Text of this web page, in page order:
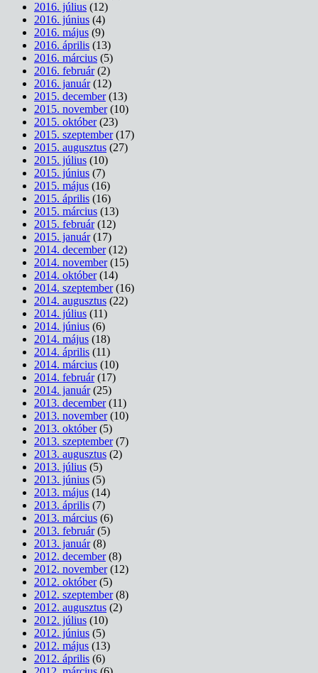
2016. július (12)
2016. június (4)
2016. május (9)
2016. április (13)
2016. március (5)
2016. február(2)
2016. január(12)
2015. december(13)
2015. november(10)
2015. október(23)
2015. szeptember(17)
2015. augusztus (27)
2015. július (10)
2015. június (7)
2015. május (16)
2015. április (16)
2015. március (13)
2015. február(12)
2015. január(17)
2014. december(12)
2014. november(15)
2014. október(14)
2014. szeptember(16)
2014. augusztus (22)
2014. július (11)
2014. június (6)
2014. május (18)
2014. április (11)
2014. március (10)
2014. február(17)
2014. január(25)
2013. december(11)
2013. november(10)
2013. október(5)
2013. szeptember(7)
2013. augusztus (2)
2013. július (5)
2013. június (5)
2013. május (14)
2013. április (7)
2013. március (6)
2013. február(5)
2013. január(8)
2012. december(8)
2012. november(12)
2012. október(5)
2012. szeptember(8)
2012. augusztus (2)
2012. július (10)
2012. június (5)
2012. május (13)
2012. április (6)